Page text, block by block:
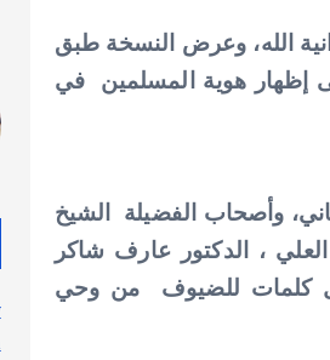
الله، وعرض النسخة طبق
إظهار هوية المسلمين في
وأصحاب الفضيلة الشيخ
، الدكتور عارف شاكر
كلمات للضيوف من وحي